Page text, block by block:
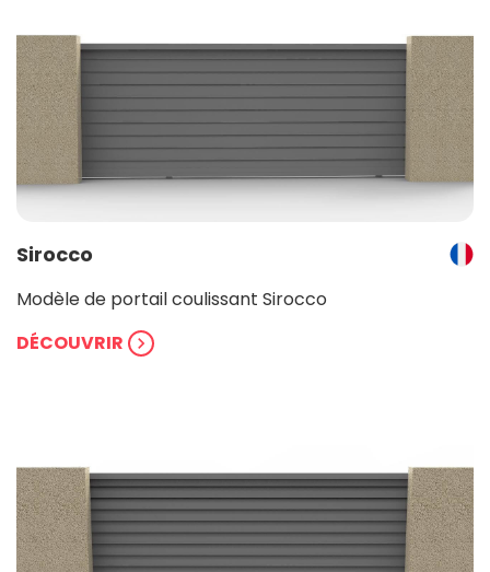
Sirocco
Modèle de portail coulissant Sirocco
DÉCOUVRIR chevron_right